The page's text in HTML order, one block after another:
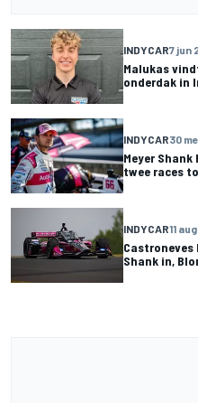
INDYCAR7 jun
Malukas
onderdak in
INDYCAR30
Meyer
twee races
INDYCAR11
Shank in,